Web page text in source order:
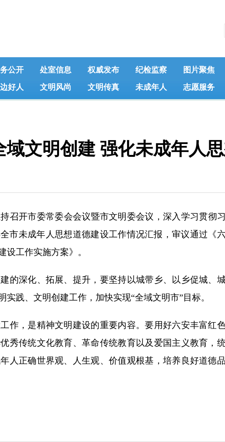
公开 处室信息 权威发布 纪检监察 图片聚焦
好人 文明风尚 文明传真 未成年人 志愿服务
文明创建 强化未成年人
开市委常委会会议暨市文明委会议，深入学习贯彻
市未成年人思想道德建设工作情况汇报，审议通过《
设工作实施方案》。
深化、拓展、提升，要坚持以城带乡、以乡促城、城
践、文明创建工作，加快实现“全域文明市”目标。
，是精神文明建设的重要内容。要用好六安丰富红
秀传统文化教育、革命传统教育以及爱国主义教育，
人正确世界观、人生观、价值观根基，培养良好道德